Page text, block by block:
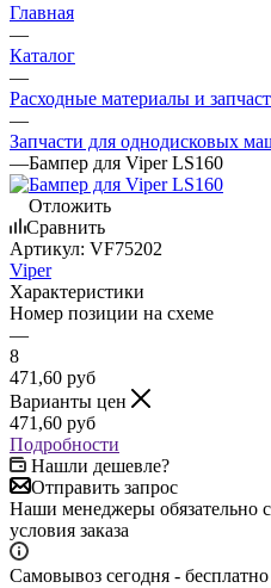
Главная
—
Каталог
—
Расходные материалы и
—
Запчасти для однодисковых
—Бампер для Viper LS160
Отложить
Сравнить
Артикул: VF75202
Viper
Характеристики
Номер позиции на схеме
—
8
471,60 руб
Варианты цен
471,60 руб
Подробности
Нашли дешевле?
Отправить запрос
Наши менеджеры обязательно
условия заказа
Самовывоз сегодня - бесплатно